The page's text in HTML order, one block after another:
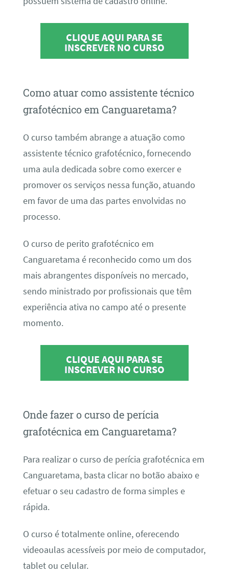
CLIQUE AQUI PARA SE
INSCREVER NO CURSO
Como atuar como assistente técnico
grafotécnico em Canguaretama?
O curso também abrange a atuação como
assistente técnico grafotécnico, fornecendo
uma aula dedicada sobre como exercer e
promover os serviços nessa função, atuando
em favor de uma das partes envolvidas no
processo.
O curso de perito grafotécnico em
Canguaretama é reconhecido como um dos
mais abrangentes disponíveis no mercado,
sendo ministrado por profissionais que têm
experiência ativa no campo até o presente
momento.
CLIQUE AQUI PARA SE
INSCREVER NO CURSO
Onde fazer o curso de perícia
grafotécnica em Canguaretama?
Para realizar o curso de perícia grafotécnica em
Canguaretama, basta clicar no botão abaixo e
efetuar o seu cadastro de forma simples e
rápida.
O curso é totalmente online, oferecendo
videoaulas acessíveis por meio de computador,
tablet ou celular.